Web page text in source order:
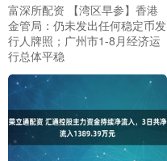
富深所配资 【湾区早参】香港
金管局：仍未发出任何稳定币发
行人牌照；广州市1-8月经济运
行总体平稳